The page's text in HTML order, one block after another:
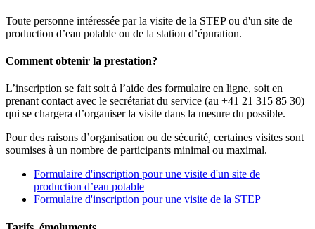
Toute personne intéressée par la visite de la STEP ou d'un site de
production d’eau potable ou de la station d’épuration.
Comment obtenir la prestation?
L’inscription se fait soit à l’aide des formulaire en ligne, soit en
prenant contact avec le secrétariat du service (au +41 21 315 85 30)
qui se chargera d’organiser la visite dans la mesure du possible.
Pour des raisons d’organisation ou de sécurité, certaines visites sont
soumises à un nombre de participants minimal ou maximal.
Formulaire d'inscription pour une visite d'un site de
production d’eau potable
Formulaire d'inscription pour une visite de la STEP